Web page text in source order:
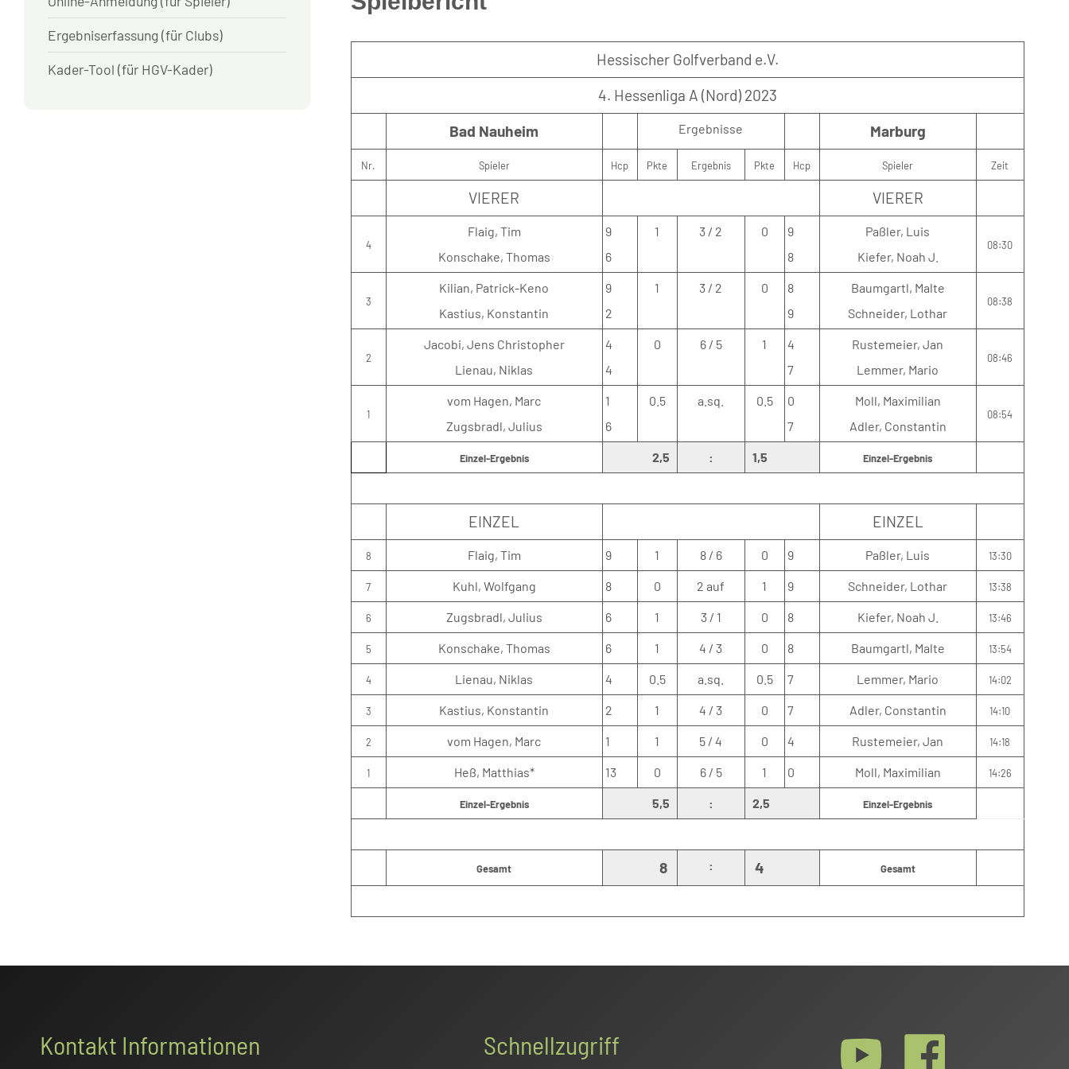
Hessischer Golfverband e.V.
4. Hessenliga A (Nord) 2023
Bad Nauheim
Ergebnisse Marburg
Nr. Spieler Hcp Pkte Ergebnis Pkte Hcp Spieler Zeit
VIERER VIERER
4
Flaig, Tim
Konschake, Thomas
9
6
1 3 / 2 0
9
8
Paßler, Luis
Kiefer, Noah J.
08:30
3
Kilian, Patrick-Keno
Kastius, Konstantin
9
2
1 3 / 2 0
8
9
Baumgartl, Malte
Schneider, Lothar
08:38
2
Jacobi, Jens Christopher
Lienau, Niklas
4
4
0 6 / 5 1
4
7
Rustemeier, Jan
Lemmer, Mario
08:46
1
vom Hagen, Marc
Zugsbradl, Julius
1
6
0.5 a.sq. 0.5
0
7
Moll, Maximilian
Adler, Constantin
08:54
Einzel-Ergebnis 2,5 : 1,5 Einzel-Ergebnis
EINZEL EINZEL
8 Flaig, Tim 9 1 8 / 6 0 9 Paßler, Luis 13:30
7 Kuhl, Wolfgang 8 0 2 auf 1 9 Schneider, Lothar 13:38
6 Zugsbradl, Julius 6 1 3 / 1 0 8 Kiefer, Noah J. 13:46
5 Konschake, Thomas 6 1 4 / 3 0 8 Baumgartl, Malte 13:54
4 Lienau, Niklas 4 0.5 a.sq. 0.5 7 Lemmer, Mario 14:02
3 Kastius, Konstantin 2 1 4 / 3 0 7 Adler, Constantin 14:10
2 vom Hagen, Marc 1 1 5 / 4 0 4 Rustemeier, Jan 14:18
1 Heß, Matthias* 13 0 6 / 5 1 0 Moll, Maximilian 14:26
Einzel-Ergebnis 5,5 : 2,5 Einzel-Ergebnis
Gesamt 8 : 4 Gesamt
Ergebniserfassung (für Clubs)
Kader-Tool (für HGV-Kader)
Kontakt Informationen Schnellzugriff